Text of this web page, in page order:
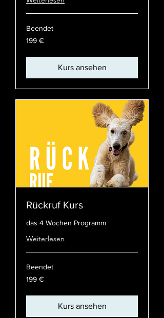
Beendet
199
Euro
199 €
Kurs ansehen
Rückruf Kurs
das 4 Wochen Programm
Weiterlesen
Beendet
199
Euro
199 €
Kurs ansehen